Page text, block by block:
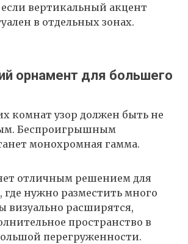
вертикальный акцент
в отдельных зонах.
орнамент для большего
комнат узор должен быть не
Беспроигрышным
монохромная гамма.
отличным решением для
нужно разместить много
визуально расширятся,
пространство в
перегруженности.